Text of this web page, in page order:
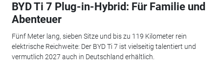
BYD Ti 7 Plug-in-Hybrid: Für Familie und
Abenteuer
Fünf Meter lang, sieben Sitze und bis zu 119 Kilometer rein
elektrische Reichweite: Der BYD Ti 7 ist vielseitig talentiert und
vermutlich 2027 auch in Deutschland erhältlich.